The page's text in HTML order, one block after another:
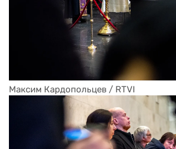
Максим Кардопольцев / RTVI